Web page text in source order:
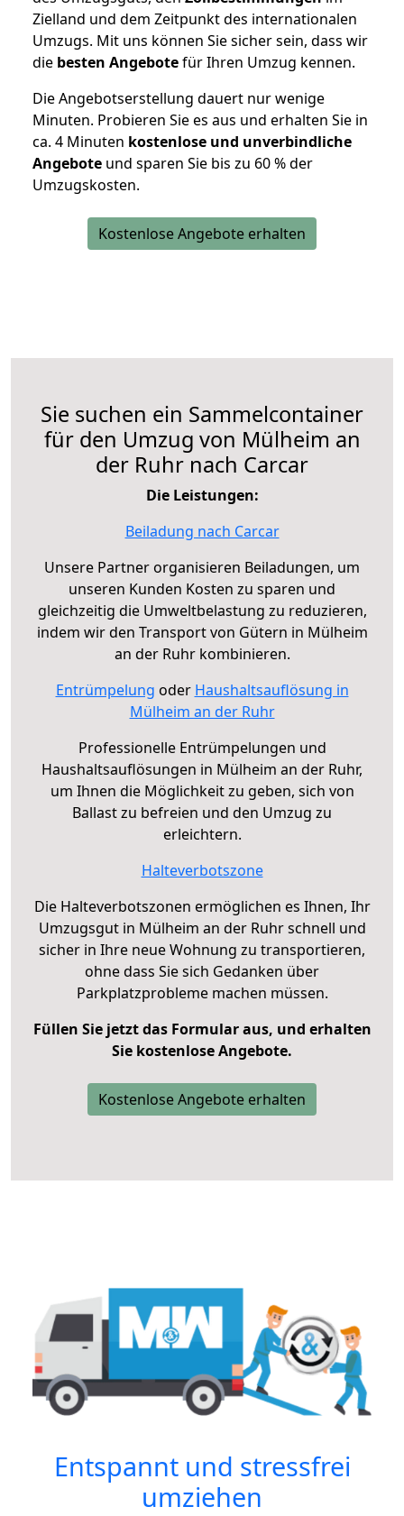
Zielland und dem Zeitpunkt des internationalen
Umzugs. Mit uns können Sie sicher sein, dass wir
die besten Angebotefür Ihren Umzug kennen.
Die Angebotserstellung dauert nur wenige
Minuten. Probieren Sie es aus und erhalten Sie in
ca. 4 Minuten kostenlose und unverbindliche
Angebote und sparen Sie bis zu 60 % der
Umzugskosten.
Kostenlose Angebote erhalten
Sie suchen ein Sammelcontainer
für den Umzug von Mülheim an
der Ruhr nach Carcar
Die Leistungen:
Beiladung nach Carcar
Unsere Partner organisieren Beiladungen, um
unseren Kunden Kosten zu sparen und
gleichzeitig die Umweltbelastung zu reduzieren,
indem wir den Transport von Gütern in Mülheim
an der Ruhr kombinieren.
Entrümpelung oder Haushaltsauflösung in
Mülheim an der Ruhr
Professionelle Entrümpelungen und
Haushaltsauflösungen in Mülheim an der Ruhr,
um Ihnen die Möglichkeit zu geben, sich von
Ballast zu befreien und den Umzug zu
erleichtern.
Halteverbotszone
Die Halteverbotszonen ermöglichen es Ihnen, Ihr
Umzugsgut in Mülheim an der Ruhr schnell und
sicher in Ihre neue Wohnung zu transportieren,
ohne dass Sie sich Gedanken über
Parkplatzprobleme machen müssen.
Füllen Sie jetzt das Formular aus, und erhalten
Sie kostenlose Angebote.
Kostenlose Angebote erhalten
Entspannt und stressfrei
umziehen